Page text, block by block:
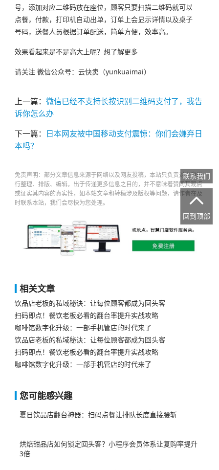
号，添加对应二维码放在座位，顾客只要扫描二维码就可以
点餐，付款，打印机自动出单，订单上会显示详情以及桌子
号码，送餐人员根据订单配送，简单方便，效率高。
效果看起来是不是高大上呢？想了解更多
请关注 微信公众号：云快卖（yunkuaimai）
上一篇： 微信已经不支持长按识别二维码支付了，我告
诉你怎么办
下一篇： 日本网友被中国移动支付震惊：你们会嫌弃日
本吗？
免责声明：部分文章信息来源于网络以及网友投稿，本站只负责对文章进
行整理、排版、编辑，出于传递更多信息之目的，并不意味着赞同其观点
或证实其内容的真实性，如本站文章和转稿涉及版权等问题，请作者在及
时联系本站，我们会尽快为您处理。
相关文章
饮品店老板的私域秘诀：让每位顾客都成为回头客
扫码即点！餐饮老板必看的翻台率提升实战攻略
咖啡馆数字化升级：一部手机管店的时代来了
饮品店老板的私域秘诀：让每位顾客都成为回头客
扫码即点！餐饮老板必看的翻台率提升实战攻略
咖啡馆数字化升级：一部手机管店的时代来了
您可能感兴趣
夏日饮品店翻台神器：扫码点餐让排队长度直接腰斩
烘焙甜品店如何锁定回头客？小程序会员体系让复购率提升
3倍
联系我们

回到顶部